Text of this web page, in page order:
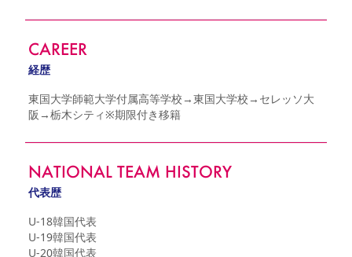
CAREER
経歴
東国大学師範大学付属高等学校→東国大学校→セレッソ大
阪→栃木シティ※期限付き移籍
NATIONAL TEAM HISTORY
代表歴
U-18韓国代表
U-19韓国代表
U-20韓国代表